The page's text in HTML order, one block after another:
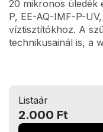
20 mikronos üledék
P, EE-AQ-IMF-P-
víztisztítókhoz. A
technikusainál is, a
Listaár
2.000 Ft